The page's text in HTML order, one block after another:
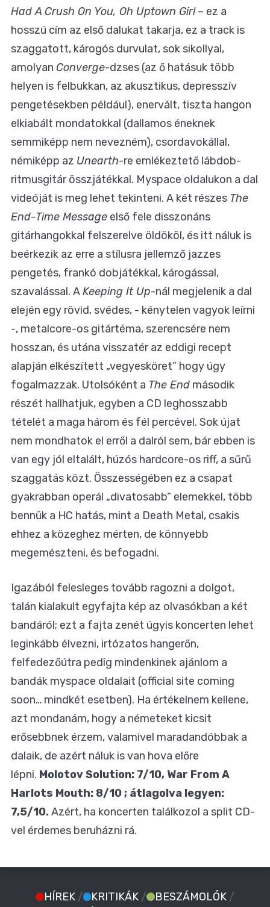
Had A Crush On You, Oh Uptown Girl– ez a
hosszú cím az első dalukat takarja, ez a track is
szaggatott, károgós durvulat, sok sikollyal,
amolyan Converge-dzses (az ő hatásuk több
helyen is felbukkan, az akusztikus, depresszív
pengetésekben például), enervált, tiszta hangon
elkiabált mondatokkal (dallamos éneknek
semmiképp nem nevezném), csordavokállal,
némiképp az Unearth-re emlékeztető lábdob-
ritmusgitár összjátékkal. Myspace oldalukon a dal
videóját is meg lehet tekinteni. A két részes The
End-Time Message első fele disszonáns
gitárhangokkal felszerelve öldököl, és itt náluk is
beérkezik az erre a stílusra jellemző jazzes
pengetés, frankó dobjátékkal, károgással,
szavalással. AKeeping It Up-nál megjelenik a dal
elején egy rövid, svédes, - kénytelen vagyok leírni
-, metalcore-os gitártéma, szerencsére nem
hosszan, és utána visszatér az eddigi recept
alapján elkészített „vegyesköret” hogy úgy
fogalmazzak. Utolsóként a The End második
részét hallhatjuk, egyben a CD leghosszabb
tételét a maga három és fél percével. Sok újat
nem mondhatok el erről a dalról sem, bár ebben is
van egy jól eltalált, húzós hardcore-os riff, a sűrű
szaggatás közt. Összességében ez a csapat
gyakrabban operál „divatosabb” elemekkel, több
bennük a HC hatás, mint a Death Metal, csakis
ehhez a közeghez mérten, de könnyebb
megemészteni, és befogadni.
Igazából felesleges tovább ragozni a dolgot,
talán kialakult egyfajta kép az olvasókban a két
bandáról; ezt a fajta zenét úgyis koncerten lehet
leginkább élvezni, irtózatos hangerőn,
felfedezőútra pedig mindenkinek ajánlom a
bandák myspace oldalait (official site coming
soon… mindkét esetben). Ha értékelnem kellene,
azt mondanám, hogy a németeket kicsit
erősebbnek érzem, valamivel maradandóbbak a
dalaik, de azért náluk is van hova előre
lépni. Molotov Solution: 7/10, War From A
Harlots Mouth: 8/10 ; átlagolva legyen:
7,5/10.Azért, ha koncerten találkozol a split CD-
vel érdemes beruházni rá.
HÍREK / KRITIKÁK / BESZÁMOLÓK /